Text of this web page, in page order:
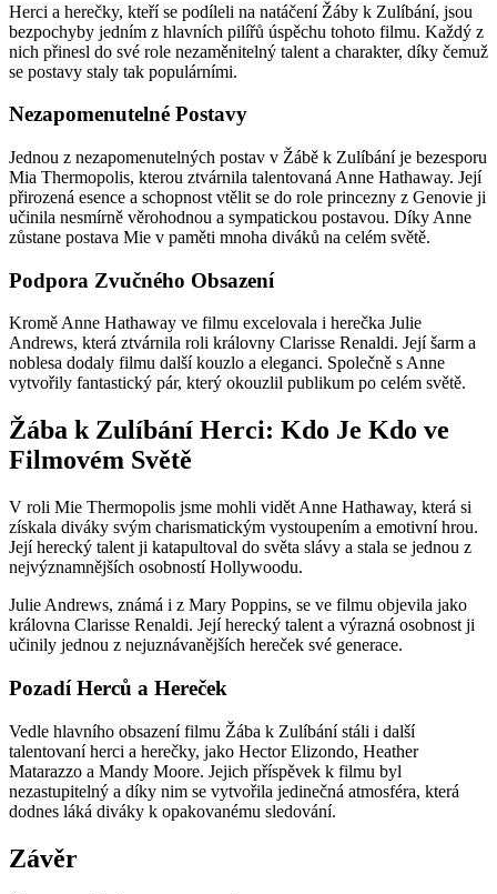
Herci a herečky, kteří se podíleli na natáčení Žáby k Zulíbání, jsou
bezpochyby jedním z hlavních pilířů úspěchu tohoto filmu. Každý z
nich přinesl do své role nezaměnitelný talent a charakter, díky čemuž
se postavy staly tak populárními.
Nezapomenutelné Postavy
Jednou z nezapomenutelných postav v Žábě k Zulíbání je bezesporu
Mia Thermopolis, kterou ztvárnila talentovaná Anne Hathaway. Její
přirozená esence a schopnost vtělit se do role princezny z Genovie ji
učinila nesmírně věrohodnou a sympatickou postavou. Díky Anne
zůstane postava Mie v paměti mnoha diváků na celém světě.
Podpora Zvučného Obsazení
Kromě Anne Hathaway ve filmu excelovala i herečka Julie
Andrews, která ztvárnila roli královny Clarisse Renaldi. Její šarm a
noblesa dodaly filmu další kouzlo a eleganci. Společně s Anne
vytvořily fantastický pár, který okouzlil publikum po celém světě.
Žába k Zulíbání Herci: Kdo Je Kdo ve
Filmovém Světě
V roli Mie Thermopolis jsme mohli vidět Anne Hathaway, která si
získala diváky svým charismatickým vystoupením a emotivní hrou.
Její herecký talent ji katapultoval do světa slávy a stala se jednou z
nejvýznamnějších osobností Hollywoodu.
Julie Andrews, známá i z Mary Poppins, se ve filmu objevila jako
královna Clarisse Renaldi. Její herecký talent a výrazná osobnost ji
učinily jednou z nejuznávanějších hereček své generace.
Pozadí Herců a Hereček
Vedle hlavního obsazení filmu Žába k Zulíbání stáli i další
talentovaní herci a herečky, jako Hector Elizondo, Heather
Matarazzo a Mandy Moore. Jejich příspěvek k filmu byl
nezastupitelný a díky nim se vytvořila jedinečná atmosféra, která
dodnes láká diváky k opakovanému sledování.
Závěr